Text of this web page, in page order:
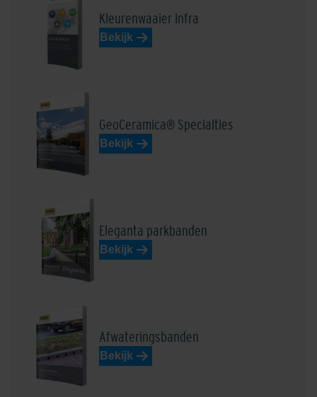
Kleurenwaaier Infra
Bekijk
GeoCeramica® Specialties
Bekijk
Eleganta parkbanden
Bekijk
Afwateringsbanden
Bekijk